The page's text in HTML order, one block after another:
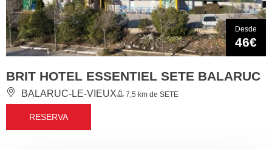
Desde
46€
BRIT HOTEL ESSENTIEL SETE BALARUC
BALARUC-LE-VIEUX 7,5 km de SETE
RESERVA